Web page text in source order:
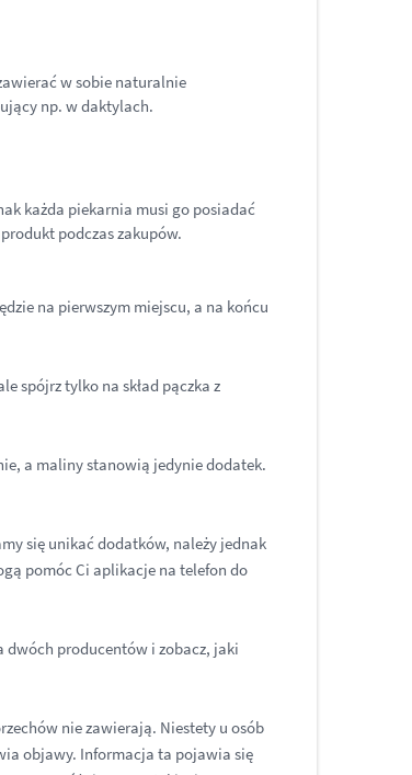
w sobie naturalnie
np. w daktylach.
każda piekarnia musi go posiadać
podczas zakupów.
na pierwszym miejscu, a na końcu
spójrz tylko na skład pączka z
a maliny stanowią jedynie dodatek.
się unikać dodatków, należy jednak
pomóc Ci aplikacje na telefon do
dwóch producentów i zobacz, jaki
nie zawierają. Niestety u osób
objawy. Informacja ta pojawia się